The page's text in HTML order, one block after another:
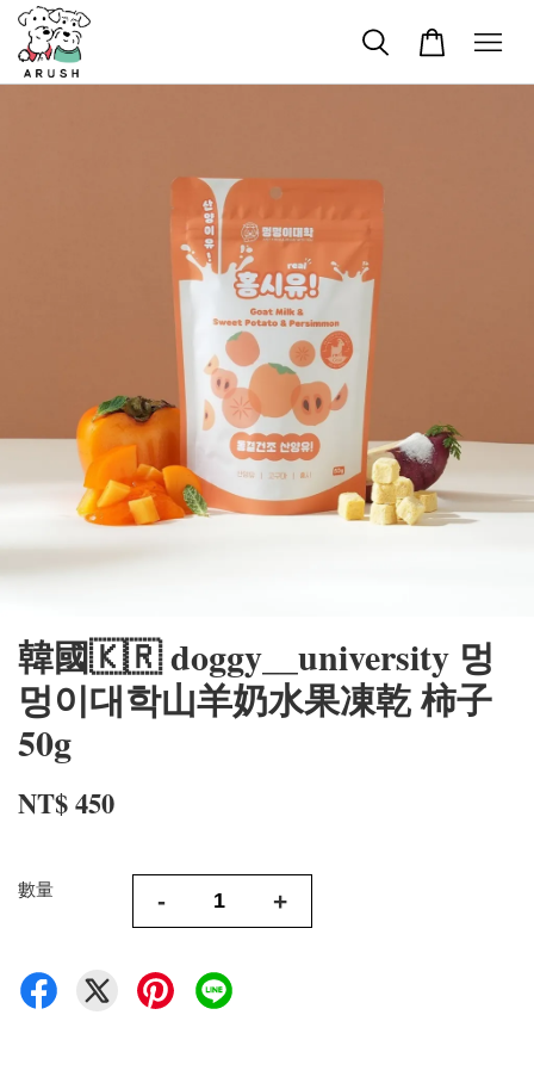
韓國🇰🇷 doggy__university 멍
멍이대학山羊奶水果凍乾 柿子
50g
NT$ 450
數量 - +